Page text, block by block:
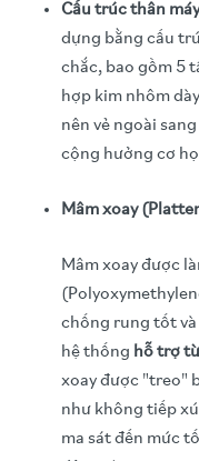
Cấu trúc thân
dựng bằng cấu
chắc, bao gồm 5
hợp kim nhôm
nên vẻ ngoài
cộng hưởng cơ
Mâm xoay
Mâm xoay được
chống rung tốt
hệ thống hỗ trợ
xoay được "treo"
như không tiếp
ma sát đến mức